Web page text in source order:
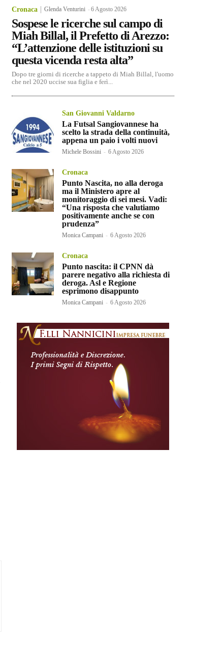
Cronaca Glenda Venturini -6 Agosto 2026
Sospese le ricerche sul campo di
Miah Billal, il Prefetto di Arezzo:
“L’attenzione delle istituzioni su
questa vicenda resta alta”
Dopo tre giorni di ricerche a tappeto di Miah Billal, l'uomo
che nel 2020 uccise sua figlia e ferì...
San Giovanni Valdarno
La Futsal Sangiovannese ha
scelto la strada della continuità,
appena un paio i volti nuovi
Michele Bossini - 6 Agosto 2026
Cronaca
Punto Nascita, no alla deroga
ma il Ministero apre al
monitoraggio di sei mesi. Vadi:
“Una risposta che valutiamo
positivamente anche se con
prudenza”
Monica Campani - 6 Agosto 2026
Cronaca
Punto nascita: il CPNN dà
parere negativo alla richiesta di
deroga. Asl e Regione
esprimono disappunto
Monica Campani - 6 Agosto 2026